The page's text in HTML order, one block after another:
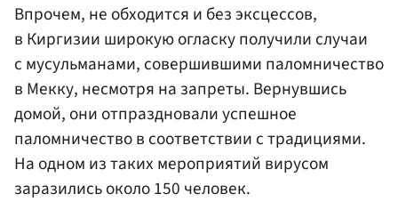
Впрочем, не обходится и без эксцессов,
в Киргизии широкую огласку получили случаи
с мусульманами, совершившими паломничество
в Мекку, несмотря на запреты. Вернувшись
домой, они отпраздновали успешное
паломничество в соответствии с традициями.
На одном из таких мероприятий вирусом
заразились около 150 человек.